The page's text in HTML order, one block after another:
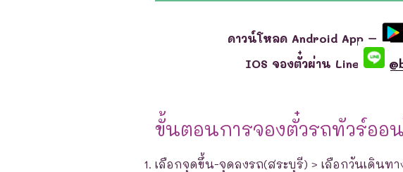
ดาวน์โหลด Android App –
IOS จองตั๋วผ่าน Line
ขั้นตอนการจองตั๋วรถทัวร์ออ
เลือกจุดขึ้น-จุดลงรถ(สระบุรี) > เลือกวันเดินทา